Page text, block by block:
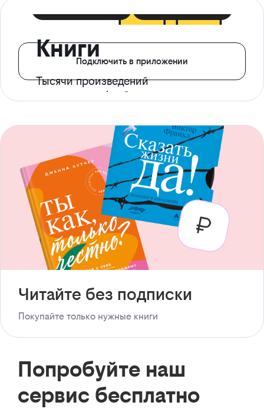
Книги
Тысячи произведений
с доступом офлайн
Подключить в приложении
Читайте без подписки
Покупайте только нужные книги
Попробуйте наш
сервис бесплатно